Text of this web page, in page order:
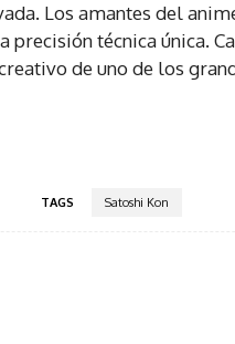
Los amantes del
técnica única.
de uno de los
TAGS Satoshi Kon